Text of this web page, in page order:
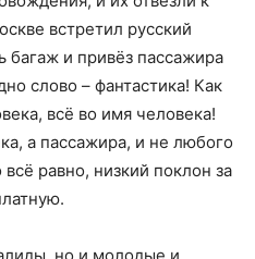
встретил русский
багаж и привёз пассажира
слово – фантастика! Как
всё во имя человека!
а пассажира, и не любого
равно, низкий поклон за